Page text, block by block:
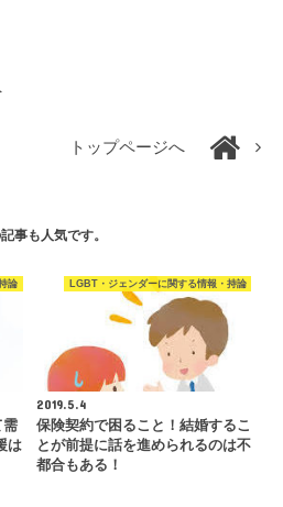
トップページへ
事も人気です。
論
需
は
LGBT・ジェンダーに関する情報・持論
2019.5.4
保険契約で困ること！結婚するこ
とが前提に話を進められるのは不
都合もある！